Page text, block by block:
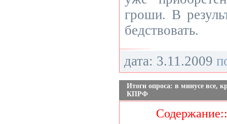
гроши. В
бедствовать.
дата: 3.11.2009
Итоги опроса: в минусе все,
КПРФ